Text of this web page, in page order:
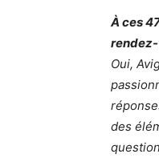
À ces
Oui,
des